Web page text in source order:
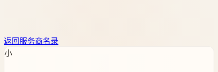
返回服务商名录
小